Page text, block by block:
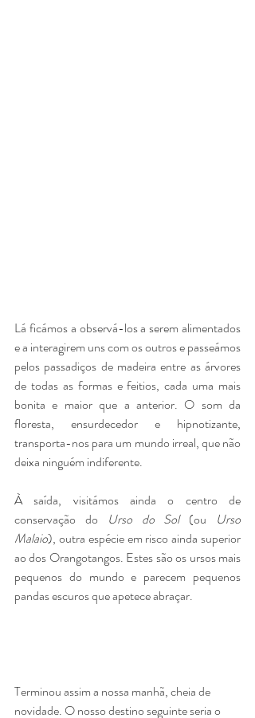
Lá ficámos a observá-los a serem alimentados
e a interagirem uns com os outros e passeámos
pelos passadiços de madeira entre as árvores
de todas as formas e feitios, cada uma mais
bonita e maior que a anterior. O som da
floresta, ensurdecedor e hipnotizante,
transporta-nos para um mundo irreal, que não
deixa ninguém indiferente.
À saída, visitámos ainda o centro de
conservação do
Urso do Sol (ou Urso
Malaio), outra espécie em risco ainda superior
ao dos Orangotangos. Estes são os ursos mais
pequenos do mundo e parecem pequenos
pandas escuros que apetece abraçar.
Terminou assim a nossa manhã, cheia de
novidade. O nosso destino seguinte seria o